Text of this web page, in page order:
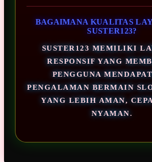
BAGAIMANA KUALITAS
SUSTER123?
SUSTER123 MEMILIKI
RESPONSIF YANG
PENGGUNA
PENGALAMAN BERMAIN
YANG LEBIH AMAN,
NYAMAN.